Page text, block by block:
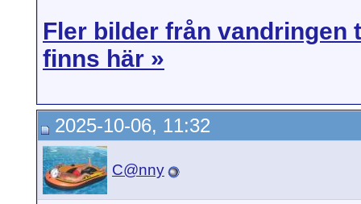
Fler bilder från vandringen
finns här »
2025-10-06, 11:32
C@nny